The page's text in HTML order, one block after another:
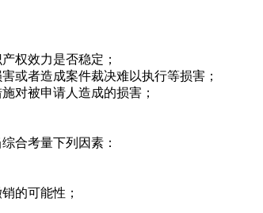
权效力是否稳定；
者造成案件裁决难以执行等损害；
对被申请人造成的损害；
合考量下列因素：
的可能性；